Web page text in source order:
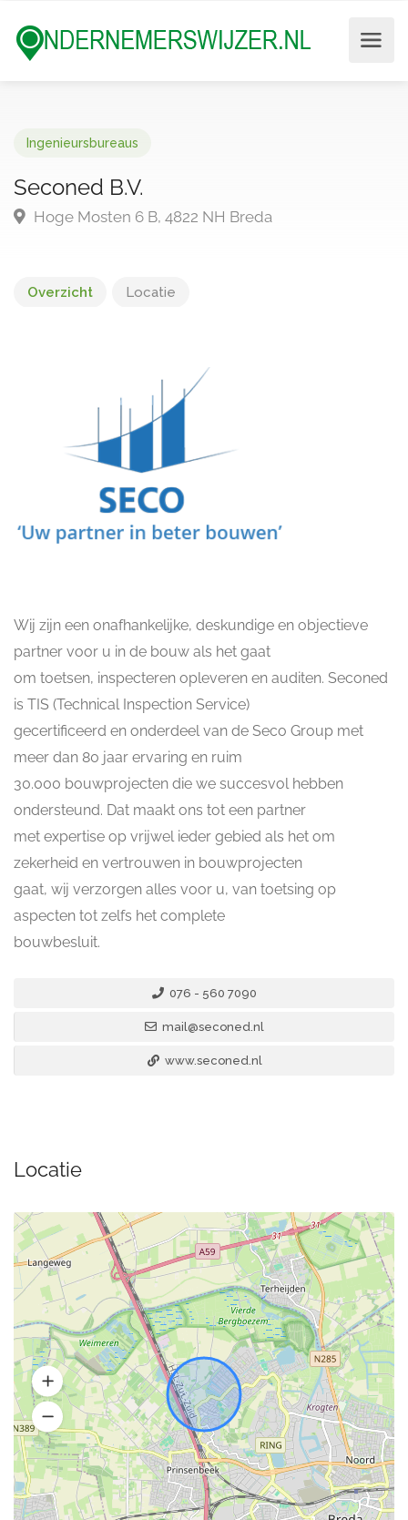
Ingenieursbureaus
Seconed B.V.
Hoge Mosten 6 B, 4822 NH Breda
Overzicht Locatie
Wij zijn een onafhankelijke, deskundige en objectieve
partner voor u in de bouw als het gaat
om toetsen, inspecteren opleveren en auditen. Seconed
is TIS (Technical Inspection Service)
gecertificeerd en onderdeel van de Seco Group met
meer dan 80 jaar ervaring en ruim
30.000 bouwprojecten die we succesvol hebben
ondersteund. Dat maakt ons tot een partner
met expertise op vrijwel ieder gebied als het om
zekerheid en vertrouwen in bouwprojecten
gaat, wij verzorgen alles voor u, van toetsing op
aspecten tot zelfs het complete
bouwbesluit.
076 - 560 7090
mail@seconed.nl
www.seconed.nl
Locatie